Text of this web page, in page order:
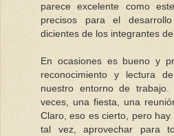
parece excelente como
precisos para el
dicientes de los integrantes
En ocasiones es bueno y
reconocimiento y lectura
nuestro entorno de
veces, una fiesta, una
Claro, eso es cierto, pero
tal vez, aprovechar para